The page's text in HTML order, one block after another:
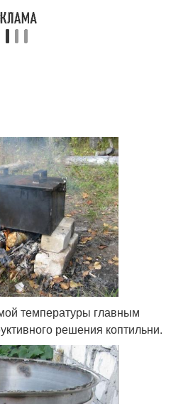
температуры главным
решения коптильни.